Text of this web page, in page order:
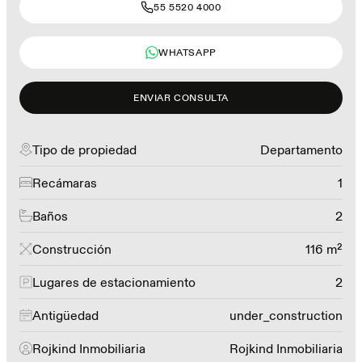
55 5520 4000
WHATSAPP
ENVIAR CONSULTA
Tipo de propiedad Departamento
Recámaras 1
Baños 2
Construcción 116 m²
Lugares de estacionamiento 2
Antigüedad under_construction
Rojkind Inmobiliaria Rojkind Inmobiliaria